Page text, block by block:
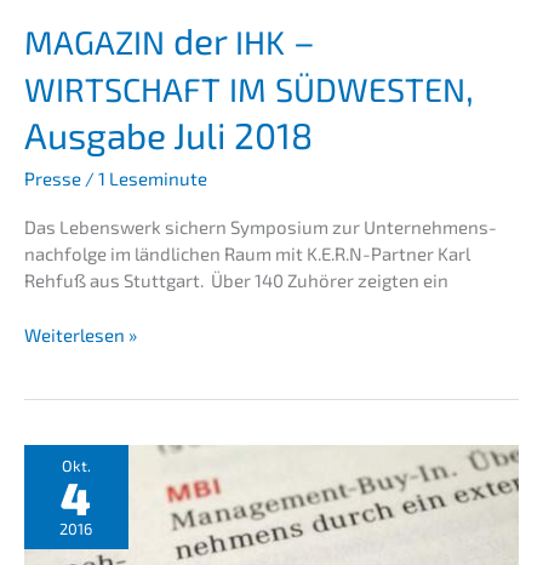
Suche
dem
neuen Chef
MAGAZIN der IHK –
WIRTSCHAFT IM SÜDWESTEN,
Ausga­be Juli 2018
Presse / 1 Leseminute
Das Lebens­werk sichern Sympo­si­um zur Unternehmens­
nachfolge im ländli­chen Raum mit K.E.R.N-Partner Karl
Rehfuß aus Stutt­gart. Über 140 Zuhörer zeigten ein
MAGAZIN
WIRTSCHAFT
SÜDWESTEN
Ausga­
be
Weiterlesen »
Okt.
4
2016